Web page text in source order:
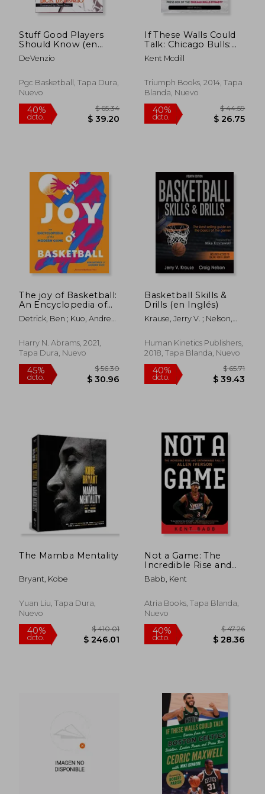
$ 35.50 $
Stuff Good Players
Should Know (en
Inglés)
DeVenzio
Pgc Basketball, Tapa Dura,
Nuevo
40%
dcto. $ 39.20
If These Walls Could
Talk: Chicago Bulls:
Stories From the
Sideline, Locker
of the Chicago Bulls
Dynasty (en Inglés)
Kent Mcdill
Triumph Books, 2014, Tapa
Blanda, Nuevo
40%
dcto. $
The joy of Basketball:
An Encyclopedia of
the Modern Game
(en Inglés)
Detrick, Ben ; Kuo, Andrew
Harry N. Abrams, 2021,
Tapa Dura, Nuevo
45% $ 56.30
Basketball Skills &
Drills (en Inglés)
Krause, Jerry V. ; Nelson,
Human Kinetics Publishers,
2018, Tapa Blanda, Nuevo
40%
The Mamba Mentality
Bryant, Kobe
Yuan Liu, Tapa Dura,
Nuevo
Not a Game: The
Incredible Rise and
Unthinkable Fall of
Allen Iverson (en
Babb, Kent
Atria Books, Tapa Blanda,
Nuevo